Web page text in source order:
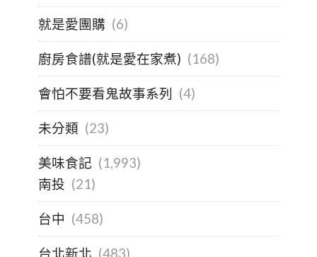
就是愛團購 (6)
廚房食譜(就是愛在家煮) (168)
會怕不要看鬼故事系列 (4)
未分類 (23)
美味食記 (1,993)
南投 (21)
台中 (458)
台北新北 (483)